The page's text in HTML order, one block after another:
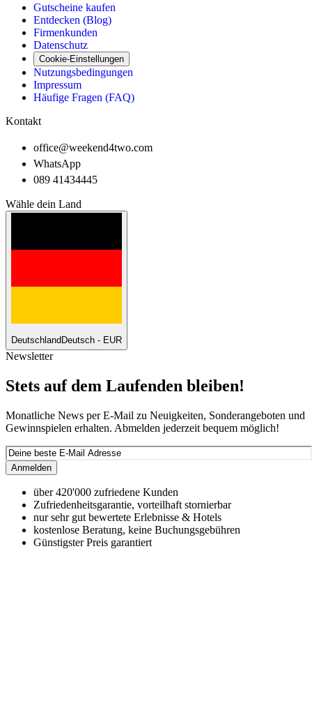
Gutscheine kaufen
Entdecken (Blog)
Firmenkunden
Datenschutz
Cookie-Einstellungen
Nutzungsbedingungen
Impressum
Häufige Fragen (FAQ)
Kontakt
office@weekend4two.com
WhatsApp
089 41434445
Wähle dein Land
Deutschland Deutsch - EUR
Newsletter
Stets auf dem Laufenden bleiben!
Monatliche News per E-Mail zu Neuigkeiten, Sonderangeboten und
Gewinnspielen erhalten. Abmelden jederzeit bequem möglich!
Anmelden
über 420'000 zufriedene Kunden
Zufriedenheitsgarantie, vorteilhaft stornierbar
nur sehr gut bewertete Erlebnisse & Hotels
kostenlose Beratung, keine Buchungsgebühren
Günstigster Preis garantiert